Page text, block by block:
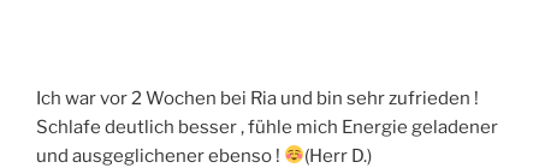
Ich war vor 2 Wochen bei Ria und bin sehr zufrieden !
Schlafe deutlich besser , fühle mich Energie geladener
und ausgeglichener ebenso !
(Herr D.)